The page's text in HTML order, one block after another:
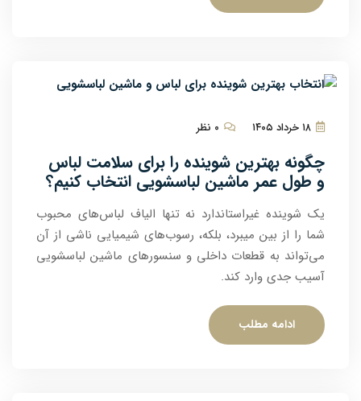
چگونه بهترین شوینده را برای سلامت لباس
و طول عمر ماشین لباسشویی انتخاب کنیم؟
یک شوینده غیراستاندارد نه تنها الیاف لباس‌های محبوب
شما را از بین میبرد، بلکه، رسوب‌های شیمیایی ناشی از آن
می‌تواند به قطعات داخلی و سنسورهای ماشین لباسشویی
آسیب جدی وارد کند.
ادامه مطلب